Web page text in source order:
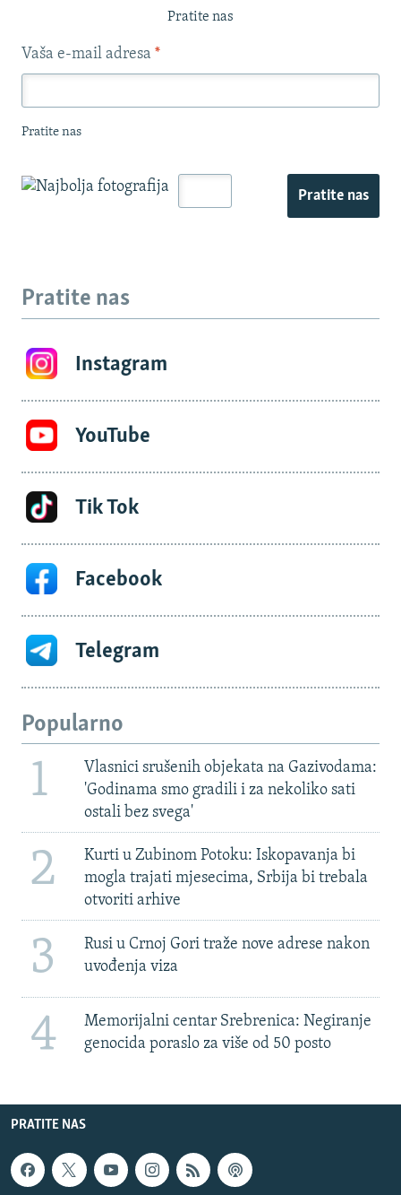
Pratite nas
Vaša e-mail adresa *
Pratite nas
Pratite nas
Pratite nas
Instagram
YouTube
Tik Tok
Facebook
Telegram
Popularno
1
Vlasnici srušenih objekata na Gazivodama:
'Godinama smo gradili i za nekoliko sati
ostali bez svega'
2
Kurti u Zubinom Potoku: Iskopavanja bi
mogla trajati mjesecima, Srbija bi trebala
otvoriti arhive
3
Rusi u Crnoj Gori traže nove adrese nakon
uvođenja viza
4
Memorijalni centar Srebrenica: Negiranje
genocida poraslo za više od 50 posto
PRATITE NAS